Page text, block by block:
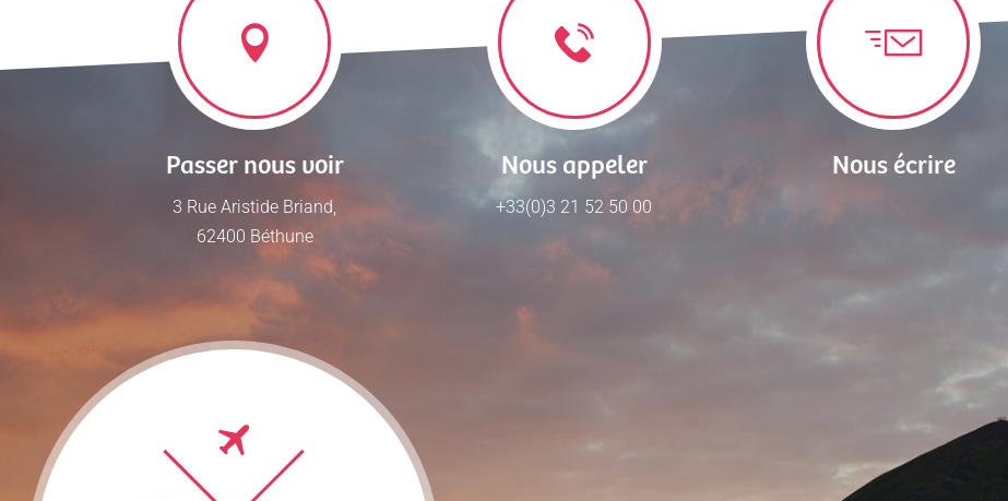
Passer nous voir
3 Rue Aristide Briand,
62400 Béthune
Nous appeler
+33(0)3 21 52 50 00
Nous écrire